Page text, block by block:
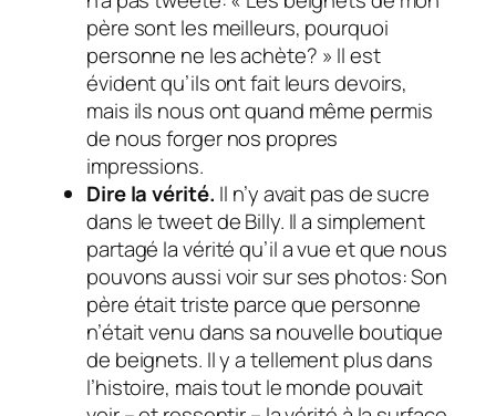
père sont les meilleurs, pourquoi
personne ne les achète? » Il est
évident qu’ils ont fait leurs devoirs,
mais ils nous ont quand même permis
de nous forger nos propres
impressions.
Dire la vérité. Il n’y avait pas de sucre
dans le tweet de Billy. Il a simplement
partagé la vérité qu’il a vue et que nous
pouvons aussi voir sur ses photos: Son
père était triste parce que personne
n’était venu dans sa nouvelle boutique
de beignets. Il y a tellement plus dans
l’histoire, mais tout le monde pouvait